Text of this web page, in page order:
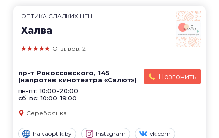
ОПТИКА СЛАДКИХ ЦЕН
Халва
★★★★★ Отзывов: 2
пр-т Рокоссовского, 145
(напротив кинотеатра «Салют»)
пн-пт: 10:00-20:00
сб-вс: 10:00-19:00
Позвонить
Серебрянка
halvaoptik.by Instagram vk.com